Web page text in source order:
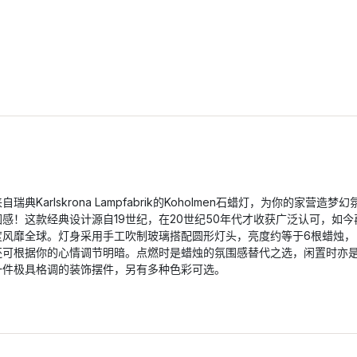
自瑞典Karlskrona Lampfabrik的Koholmen石蜡灯，为你的家营造梦幻
感！这款经典设计源自19世纪，在20世纪50年代才收获广泛认可，如今
风靡全球。灯身采用手工吹制玻璃搭配圆形灯头，亮度约等于6根蜡烛，
可根据你的心情调节明暗。点燃时是蜡烛的氛围感替代之选，闲置时亦
极具格调的装饰摆件，另有多种色彩可选。